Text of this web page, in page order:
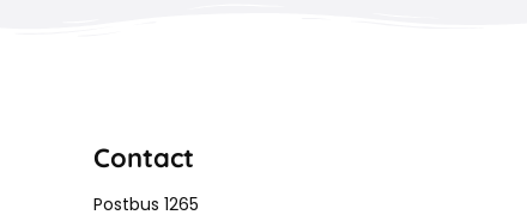
Contact
Postbus 1265